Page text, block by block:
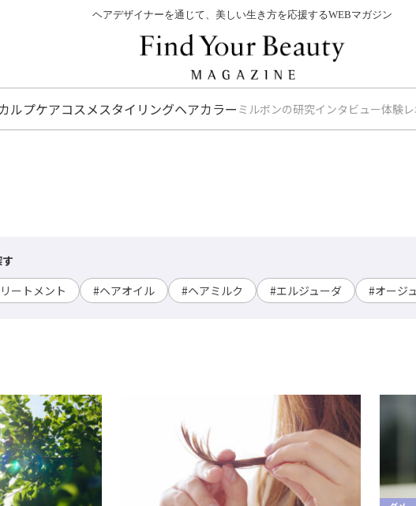
ヘアデザイナーを通じて、美しい生き方を応援するWEBマガジン
ルプケアコスメスタイリングヘアカラー ミルボンの研究インタビュー体験
ートメント #ヘアオイル #ヘアミルク #エルジューダ #オージ